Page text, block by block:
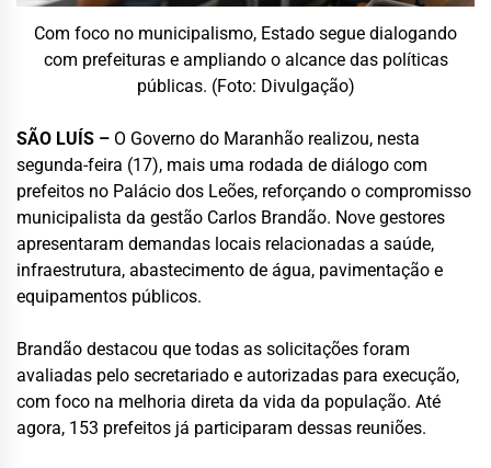
Com foco no municipalismo, Estado segue dialogando
com prefeituras e ampliando o alcance das políticas
públicas. (Foto: Divulgação)
SÃO LUÍS – O Governo do Maranhão realizou, nesta
segunda-feira (17), mais uma rodada de diálogo com
prefeitos no Palácio dos Leões, reforçando o compromisso
municipalista da gestão Carlos Brandão. Nove gestores
apresentaram demandas locais relacionadas a saúde,
infraestrutura, abastecimento de água, pavimentação e
equipamentos públicos.
Brandão destacou que todas as solicitações foram
avaliadas pelo secretariado e autorizadas para execução,
com foco na melhoria direta da vida da população. Até
agora, 153 prefeitos já participaram dessas reuniões.